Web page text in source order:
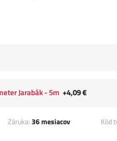
Jarabák - 5m +4,09 €
Záruka:36 mesiacov Kód